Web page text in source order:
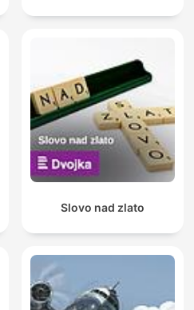
Slovo nad zlato